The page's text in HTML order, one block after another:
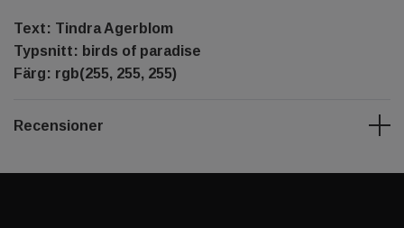
Text: Tindra Agerblom
Typsnitt: birds of paradise
Färg: rgb(255, 255, 255)
Recensioner